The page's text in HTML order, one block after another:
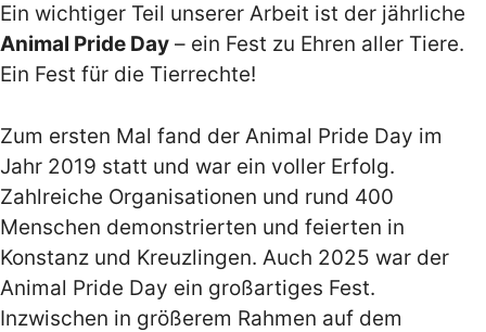
Ein wichtiger Teil unserer Arbeit ist der jährliche
Animal Pride Day – ein Fest zu Ehren aller Tiere.
Ein Fest für die Tierrechte!
Zum ersten Mal fand der Animal Pride Day im
Jahr 2019 statt und war ein voller Erfolg.
Zahlreiche Organisationen und rund 400
Menschen demonstrierten und feierten in
Konstanz und Kreuzlingen. Auch 2025 war der
Animal Pride Day ein großartiges Fest.
Inzwischen in größerem Rahmen auf dem